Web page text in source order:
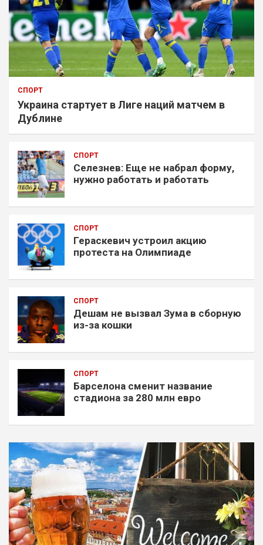
СПОРТ
Украина стартует в Лиге наций матчем в
Дублине
СПОРТ
Селезнев: Еще не набрал форму,
нужно работать и работать
СПОРТ
Гераскевич устроил акцию
протеста на Олимпиаде
СПОРТ
Дешам не вызвал Зума в сборную
из-за кошки
СПОРТ
Барселона сменит название
стадиона за 280 млн евро